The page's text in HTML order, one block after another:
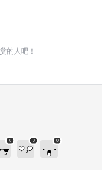
的人吧！
0 0 0
10 元
付费内容